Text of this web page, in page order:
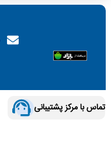
تماس با مرکز پشتیبانی